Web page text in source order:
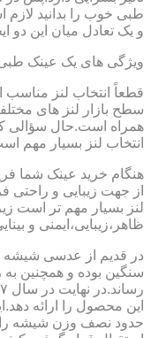
طبی خوب را بدانید
و یک تعادل میان این دو
ویژگی های یک عینک
قطعاً انتخاب لنز مناسب
سطح بازار لنز های
همراه است.حال سؤالی
انتخاب لنز بسیار مهم
هنگام خرید عینک شما
از جهت زیبایی و راحتی
لنز بسیار مهم تر است
ظاهر،زیبایی،ایمنی و
در قدیم از عدسی شیشه
سنگین بوده و همچنین
این محصول را ارائه
حدود نصف وزن شیشه را